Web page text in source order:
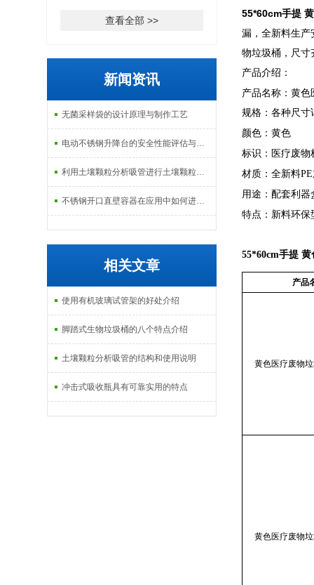
查看全部 >>
新闻资讯
无菌采样袋的设计原理与制作工艺
电动不锈钢升降台的安全性能评估与控制
利用土壤颗粒分析吸管进行土壤颗粒定量分析的研究
不锈钢开口直壁容器在应用中如何进行维护和保养？
相关文章
使用有机玻璃试管架的好处介绍
脚踏式生物垃圾桶的八个特点介绍
土壤颗粒分析吸管的结构和使用说明
冲击式吸收瓶具有可靠实用的特点
55*60cm手提
漏，全新料生
物垃圾桶，尺
产品介绍：
产品名称：黄
规格：各种尺寸
颜色：黄色
标识：医疗废物
材质：全新料
用途：配套利
特点：新料环保
55*60cm手提
产品
黄色医疗废物
黄色医疗废物